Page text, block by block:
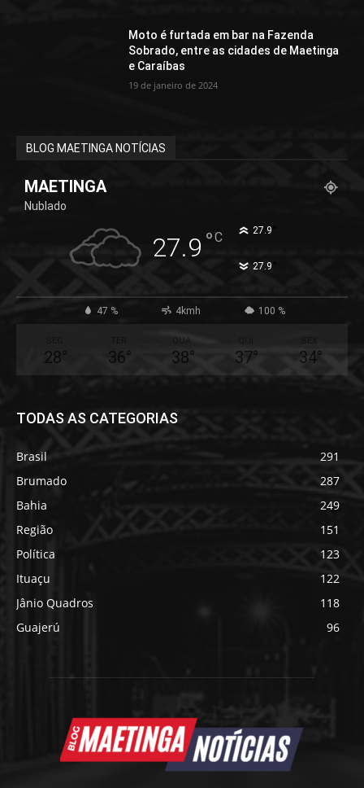
Moto é furtada em bar na Fazenda
Sobrado, entre as cidades de Maetinga
e Caraíbas
19 de janeiro de 2024
BLOG MAETINGA NOTÍCIAS
MAETINGA
Nublado
27.9 °C 27.9
27.9
47 % 4kmh 100 %
28° 36°
QUA
38° 37° 34°
TODAS AS CATEGORIAS
Brasil
291
Brumado
287
Bahia
249
Região
151
Política
123
Ituaçu
122
Jânio Quadros
118
Guajerú
96